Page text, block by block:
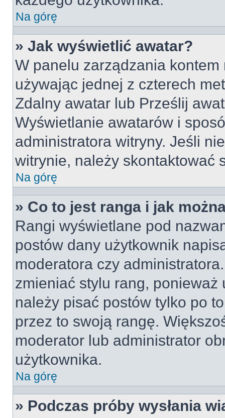
Na górę
» Jak wyświetlić awatar?
W panelu zarządzania kontem
używając jednej z czterech
Zdalny awatar lub Prześlij
Wyświetlanie awatarów i
administratora witryny. Jeśli
witrynie, należy skontaktować
Na górę
» Co to jest ranga i jak
Rangi wyświetlane pod
postów dany użytkownik
moderatora czy
zmieniać stylu rang,
należy pisać postów tylko po
przez to swoją rangę.
moderator lub administrator
użytkownika.
Na górę
» Podczas próby wysłania